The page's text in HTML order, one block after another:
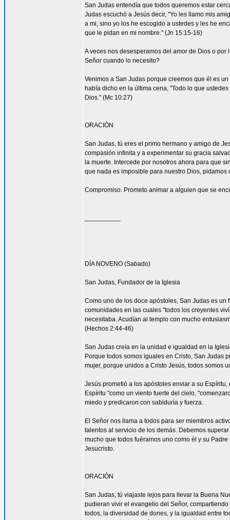
San Judas entendía que todos queremos estar
Judas escuchó a Jesús decir, "Yo les llamo mis
a mi, sino yo los he escogido a ustedes y les he
que le pidan en mi nombre." (Jn 15:15-16)
A veces nos desesperamos del amor de Dios o
Señor cuando lo necesito?
Venimos a San Judas porque creemos que él es
había dicho en la última cena, "Todo lo que
Dios." (Mc 10:27)
ORACIÓN
San Judas, tú eres el primo hermano y amigo de
compasión infinita y a experimentar su gracia
la muerte. Intercede por nosotros ahora para que
que nada es imposible para nuestro Dios,
Compromiso. Prometo animar a alguien que se
DÍA NOVENO (Sabado)
San Judas, Fundador de la Iglesia
Como uno de los doce apóstoles, San Judas es
comunidades en las cuales "todos los creyentes
necesitaba. Acudían al templo con mucho
(Hechos 2:44-46)
San Judas creía en la unidad e igualdad en la
Porque todos somos iguales en Cristo, San Judas
mujer, porque unidos a Cristo Jesús, todos somos
Jesús prometió a los apóstoles enviar a su
Espíritu "como un viento fuerte del cielo,
miedo y predicaron con sabiduría y fuerza.
El Señor nos llama a todos para ser miembros
talentos al servicio de los demás. Debemos
mucho que todos fuéramos uno como él y su
Jesucristo.
ORACIÓN
San Judas, tú viajaste lejos para llevar la Buena
pudieran vivir el evangelio del Señor,
todos, la diversidad de dones, y la igualdad entre